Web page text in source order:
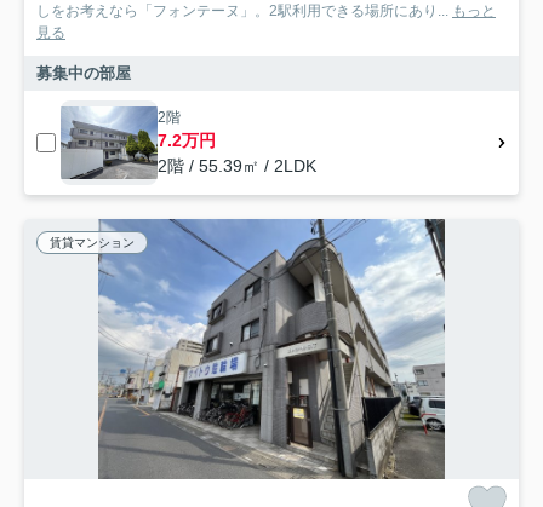
しをお考えなら「フォンテーヌ」。2駅利用できる場所にあり... もっと
見る
募集中の部屋
2階
7.2万円
2階 / 55.39㎡ / 2LDK
賃貸マンション